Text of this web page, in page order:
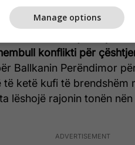
e kontinentit.
BE-ja fut
konflikti për
Ballkanin Perëndimor
ketë kufi të brendshëm
lëshojë rajonin tonën
Manage options